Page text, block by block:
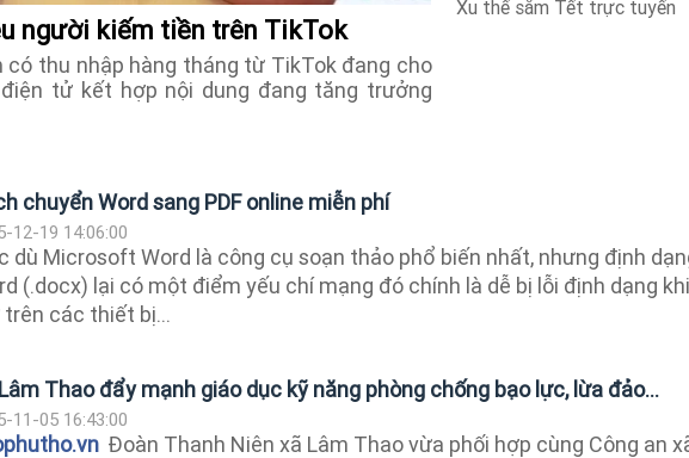
người kiếm tiền trên TikTok
có thu nhập hàng tháng từ TikTok đang cho
tử kết hợp nội dung đang tăng trưởng
Xu thế sắm Tết trực tuyến
chuyển Word sang PDF online miễn phí
12-19 14:06:00
dù Microsoft Word là công cụ soạn thảo phổ biến nhất, nhưng định
(.docx) lại có một điểm yếu chí mạng đó chính là dễ bị lỗi định dạng khi
trên các thiết bị...
Thao đẩy mạnh giáo dục kỹ năng phòng chống bạo lực, lừa đảo...
11-05 16:43:00
Đoàn Thanh Niên xã Lâm Thao vừa phối hợp cùng Công an